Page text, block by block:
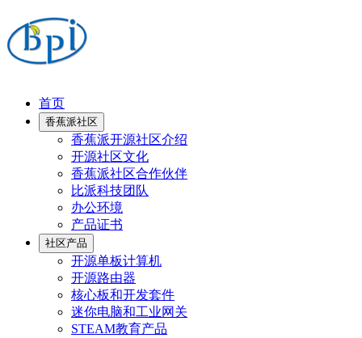
首页
香蕉派社区
香蕉派开源社区介绍
开源社区文化
香蕉派社区合作伙伴
比派科技团队
办公环境
产品证书
社区产品
开源单板计算机
开源路由器
核心板和开发套件
迷你电脑和工业网关
STEAM教育产品